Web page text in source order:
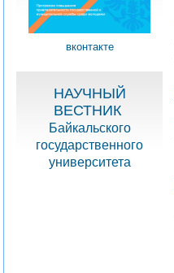
вконтакте
НАУЧНЫЙ
ВЕСТНИК
Байкальского
государственного
университета